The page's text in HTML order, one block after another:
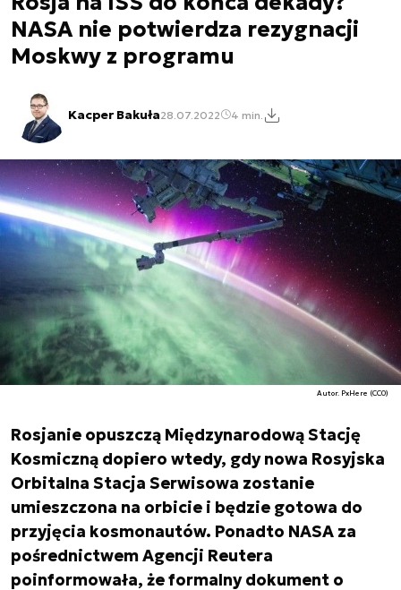
NASA nie potwierdza rezygnacji
Moskwy z programu
Kacper Bakuła28.07.2022 4 min.
Autor. PxHere (CC0)
Rosjanie opuszczą Międzynarodową Stację
Kosmiczną dopiero wtedy, gdy nowa Rosyjska
Orbitalna Stacja Serwisowa zostanie
umieszczona na orbicie i będzie gotowa do
przyjęcia kosmonautów. Ponadto NASA za
pośrednictwem Agencji Reutera
poinformowała, że formalny dokument o